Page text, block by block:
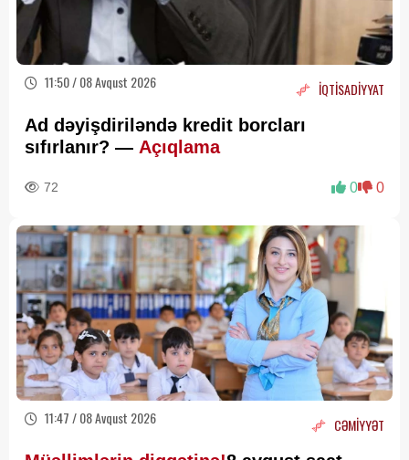
11:50 / 08 Avqust 2026 İQTİSADİYYAT
Ad dəyişdiriləndə kredit borcları
sıfırlanır? — Açıqlama
72 0 0
11:47 / 08 Avqust 2026 CƏMİYYƏT